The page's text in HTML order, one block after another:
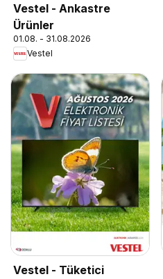
Vestel - Ankastre
Ürünler
01.08. - 31.08.2026
Vestel
Vestel - Tüketici